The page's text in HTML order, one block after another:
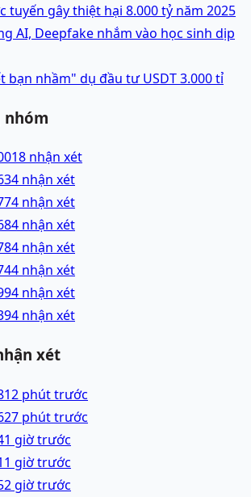
tuyến gây thiệt hại 8.000 tỷ năm 2025
AI, Deepfake nhắm vào học sinh dịp
bạn nhầm" dụ đầu tư USDT 3.000 tỉ
nhóm
18 nhận xét
4 nhận xét
4 nhận xét
4 nhận xét
4 nhận xét
4 nhận xét
4 nhận xét
4 nhận xét
xét
12 phút trước
27 phút trước
1 giờ trước
1 giờ trước
2 giờ trước